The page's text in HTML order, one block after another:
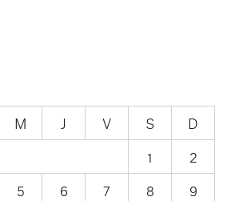
M J V S
D
1
2
5 6 7 8
9